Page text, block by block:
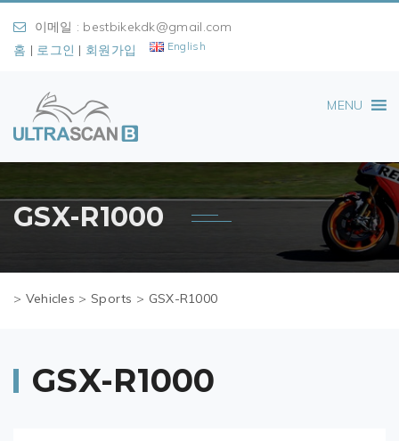
이메일 : bestbikekdk@gmail.com
홈 | 로그인 | 회원가입 English
MENU
GSX-R1000
> Vehicles > Sports > GSX-R1000
GSX-R1000